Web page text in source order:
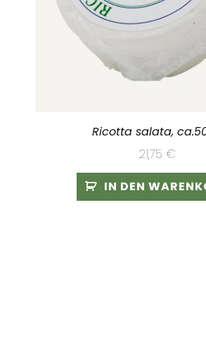
Ricotta salata,
21,75 €
IN DEN